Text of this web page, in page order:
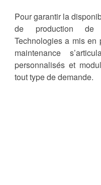
Pour garantir la
de production de
Technologies a mis
maintenance
personnalisés et
tout type de demande.